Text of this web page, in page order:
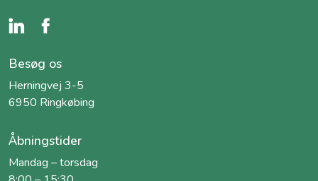
Besøg os
Herningvej 3-5
6950 Ringkøbing
Åbningstider
Mandag – torsdag